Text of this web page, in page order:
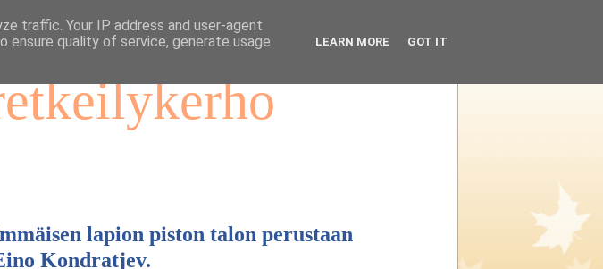
lapion piston talon perustaan
Kondratjev.
traffic. Your IP address and user-agent
ensure quality of service, generate usage
LEARN MORE GOT IT